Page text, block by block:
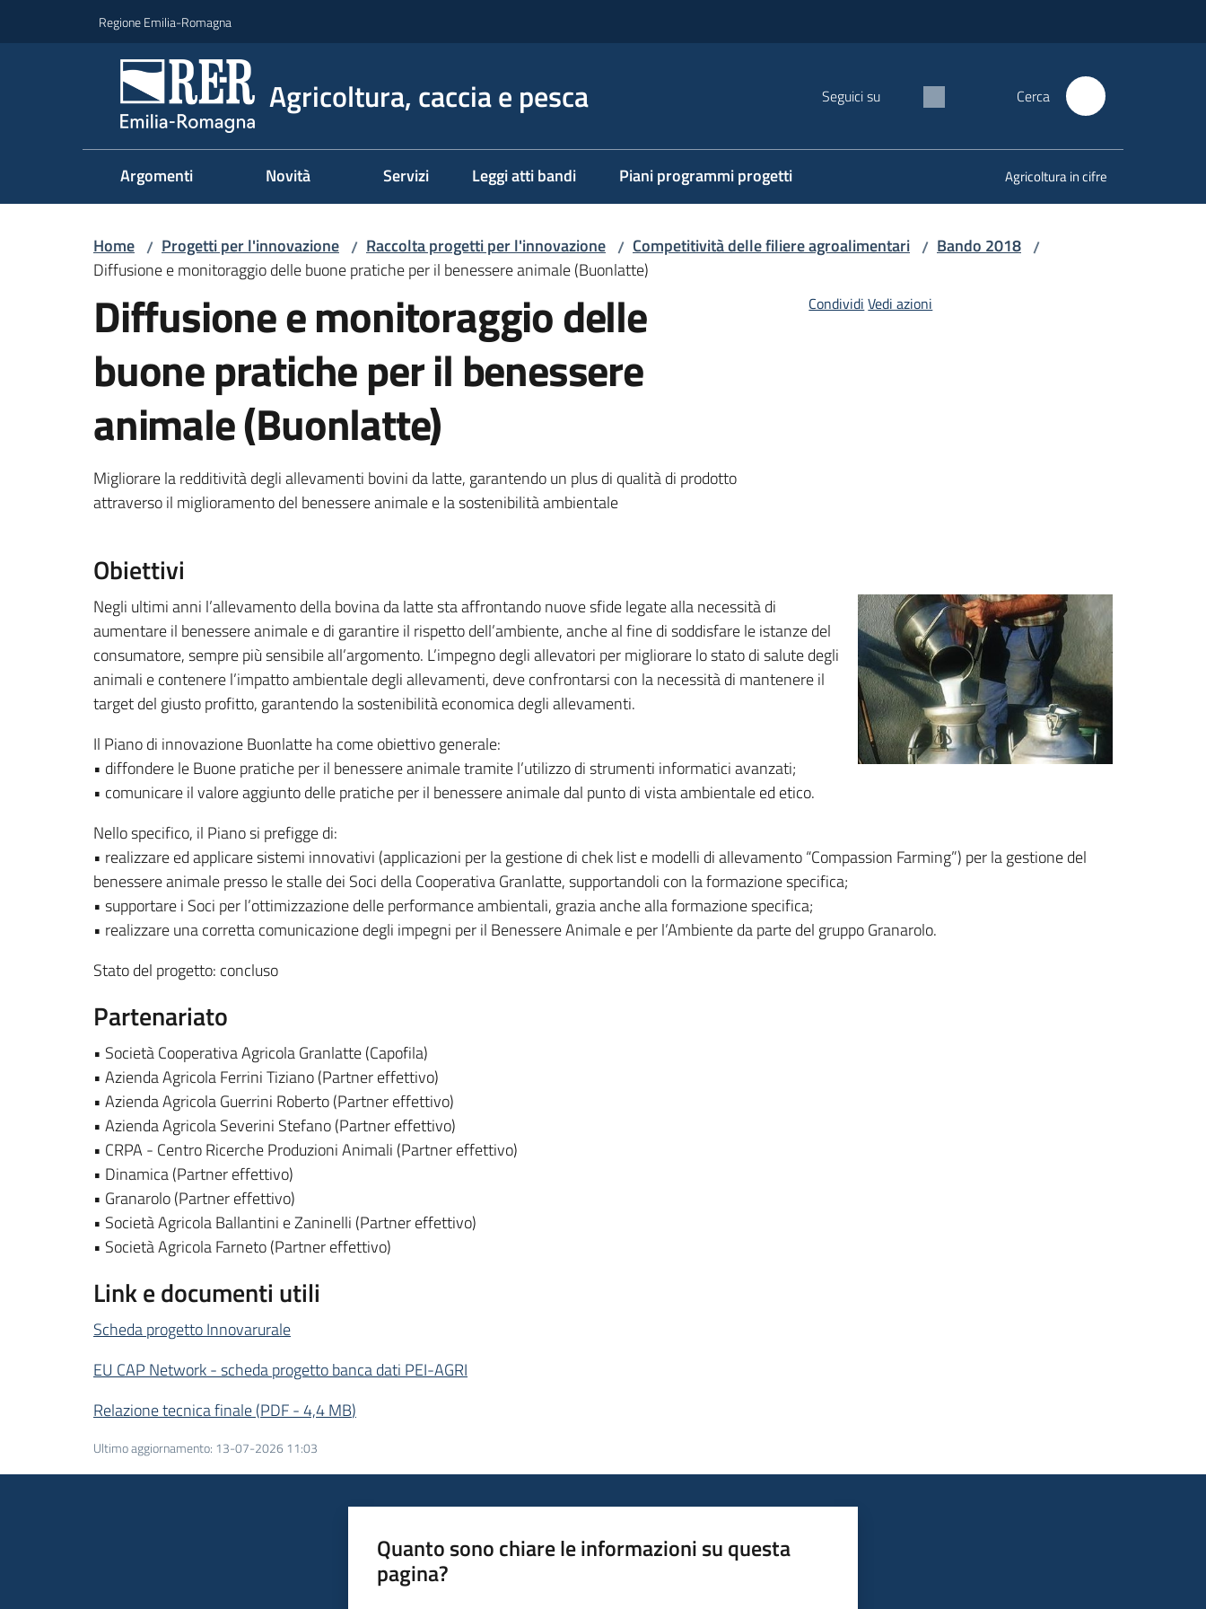
Regione Emilia-Romagna
Agricoltura, caccia e pesca Seguici su Cerca
Argomenti Novità Servizi Leggi atti bandi Piani programmi progetti Agricoltura in cifre
Home / Progetti per l'innovazione / Raccolta progetti per l'innovazione / Competitività delle filiere agroalimentari / Bando 2018 /
Diffusione e monitoraggio delle buone pratiche per il benessere animale (Buonlatte)
Diffusione e monitoraggio delle
buone pratiche per il benessere
animale (Buonlatte)
Migliorare la redditività degli allevamenti bovini da latte, garantendo un plus di qualità di prodotto
attraverso il miglioramento del benessere animale e la sostenibilità ambientale
Condividi Vedi azioni
Obiettivi
Negli ultimi anni l’allevamento della bovina da latte sta affrontando nuove sfide legate alla necessità di
aumentare il benessere animale e di garantire il rispetto dell’ambiente, anche al fine di soddisfare le istanze del
consumatore, sempre più sensibile all’argomento. L’impegno degli allevatori per migliorare lo stato di salute degli
animali e contenere l’impatto ambientale degli allevamenti, deve confrontarsi con la necessità di mantenere il
target del giusto profitto, garantendo la sostenibilità economica degli allevamenti.
Il Piano di innovazione Buonlatte ha come obiettivo generale:
• diffondere le Buone pratiche per il benessere animale tramite l’utilizzo di strumenti informatici avanzati;
• comunicare il valore aggiunto delle pratiche per il benessere animale dal punto di vista ambientale ed etico.
Nello specifico, il Piano si prefigge di:
• realizzare ed applicare sistemi innovativi (applicazioni per la gestione di chek list e modelli di allevamento “Compassion Farming”) per la gestione del
benessere animale presso le stalle dei Soci della Cooperativa Granlatte, supportandoli con la formazione specifica;
• supportare i Soci per l’ottimizzazione delle performance ambientali, grazia anche alla formazione specifica;
• realizzare una corretta comunicazione degli impegni per il Benessere Animale e per l’Ambiente da parte del gruppo Granarolo.
Stato del progetto: concluso
Partenariato
• Società Cooperativa Agricola Granlatte (Capofila)
• Azienda Agricola Ferrini Tiziano (Partner effettivo)
• Azienda Agricola Guerrini Roberto (Partner effettivo)
• Azienda Agricola Severini Stefano (Partner effettivo)
• CRPA - Centro Ricerche Produzioni Animali (Partner effettivo)
• Dinamica (Partner effettivo)
• Granarolo (Partner effettivo)
• Società Agricola Ballantini e Zaninelli (Partner effettivo)
• Società Agricola Farneto (Partner effettivo)
Link e documenti utili
Scheda progetto Innovarurale
EU CAP Network - scheda progetto banca dati PEI-AGRI
Relazione tecnica finale(PDF-4,4 MB)
Ultimo aggiornamento: 13-07-2026 11:03
Quanto sono chiare le informazioni su questa
pagina?